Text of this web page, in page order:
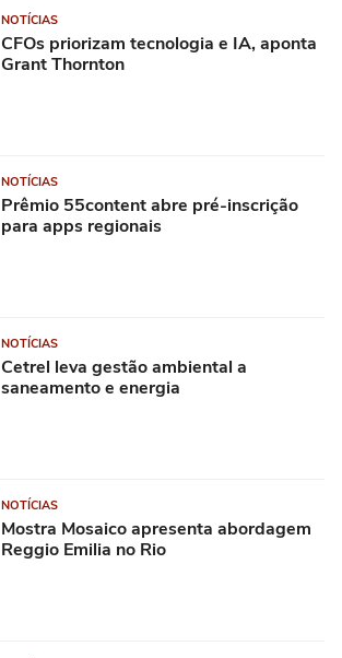
NOTÍCIAS
CFOs priorizam tecnologia e IA, aponta
Grant Thornton
NOTÍCIAS
Prêmio 55content abre pré-inscrição
para apps regionais
NOTÍCIAS
Cetrel leva gestão ambiental a
saneamento e energia
NOTÍCIAS
Mostra Mosaico apresenta abordagem
Reggio Emilia no Rio